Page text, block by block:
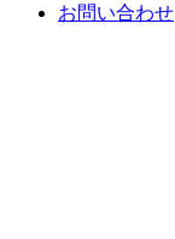
お問い合わせ